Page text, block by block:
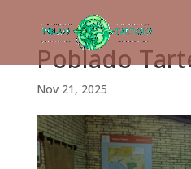
Poblado
Nov 21, 2025